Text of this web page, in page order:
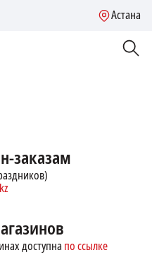
Астана
заказам
доступна по ссылке